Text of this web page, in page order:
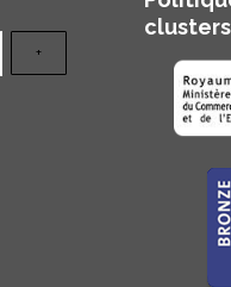
clusters